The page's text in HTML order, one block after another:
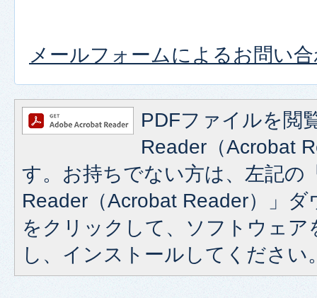
メールフォームによるお問い
PDFファイルを閲
Reader（Acrobat
す。お持ちでない方は、左記の
Reader（Acrobat Reader）」
をクリックして、ソフトウェア
し、インストールしてください